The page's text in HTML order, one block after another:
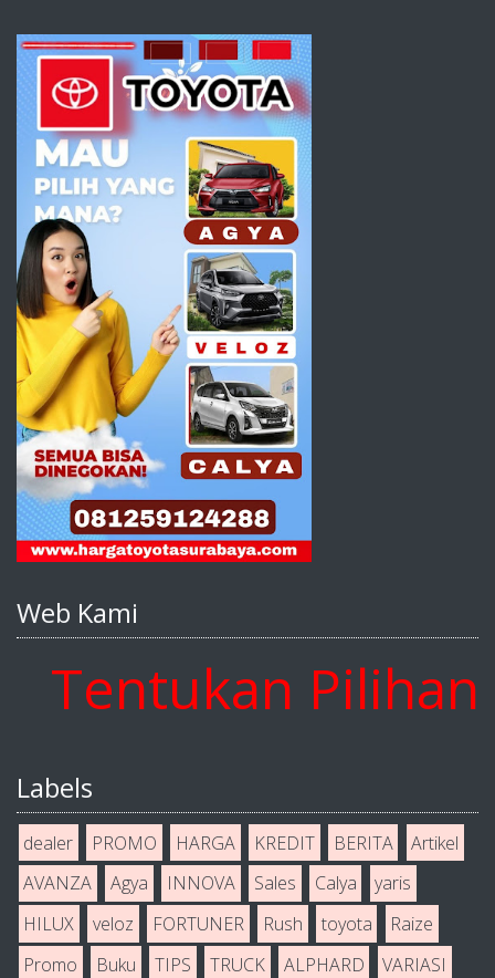
Web Kami
Pilihan
Labels
dealer PROMO HARGA KREDIT BERITA
Artikel
AVANZA
Agya INNOVA Sales Calya
yaris
HILUX
veloz FORTUNER Rush toyota
Raize
Promo
Buku TIPS TRUCK ALPHARD
VARIASI